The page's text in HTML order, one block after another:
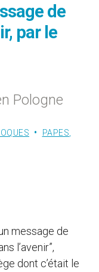
de
par le
Pologne
PAPES
message de
l’avenir”,
dont c’était le